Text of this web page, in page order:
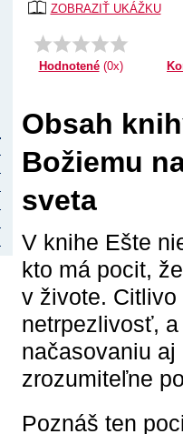
ZOBRAZIŤ UKÁŽKU
Hodnotené(0x)
Obsah
Božiemu
sveta
V knihe Ešte
kto má pocit,
v živote.
netrpezlivosť,
načasovaniu
zrozumiteľne
Poznáš ten